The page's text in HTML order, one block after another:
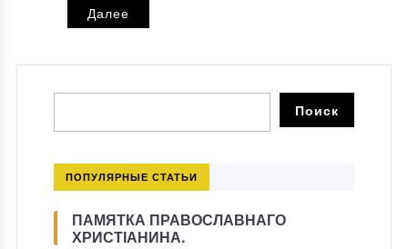
Далее
ПОПУЛЯРНЫЕ СТАТЬИ
ПАМЯТКА ПРАВОСЛАВНАГО
ХРИСТІАНИНА.